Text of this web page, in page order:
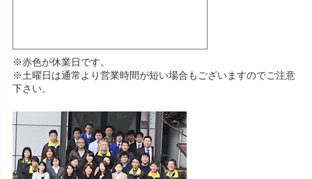
※赤色が休業日です。
※土曜日は通常より営業時間が短い場合もございますのでご注意
下さい。